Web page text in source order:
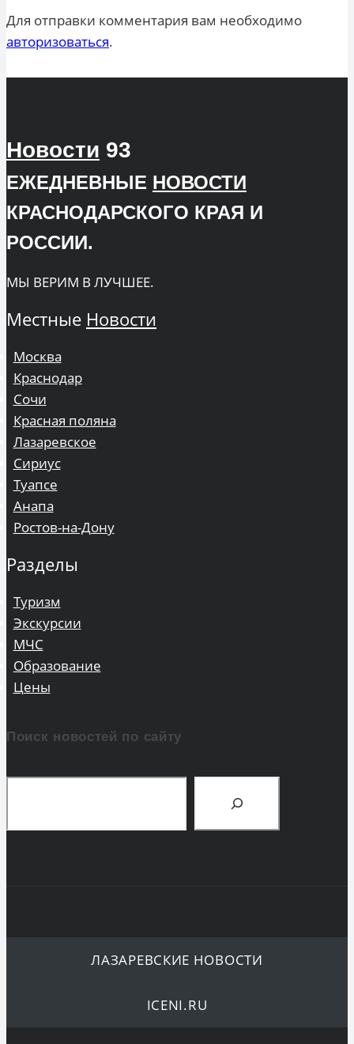
Для отправки комментария вам необходимо
авторизоваться.
Новости 93
ЕЖЕДНЕВНЫЕ НОВОСТИ
КРАСНОДАРСКОГО КРАЯ И
РОССИИ.
МЫ ВЕРИМ В ЛУЧШЕЕ.
Местные Новости
Москва
Краснодар
Сочи
Красная поляна
Лазаревское
Сириус
Туапсе
Анапа
Ростов-на-Дону
Разделы
Туризм
Экскурсии
МЧС
Образование
Цены
Поиск новостей по сайту
ЛАЗАРЕВСКИЕ НОВОСТИ
ICENI.RU